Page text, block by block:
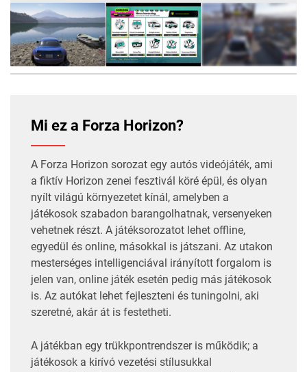
Mi ez a Forza Horizon?
A Forza Horizon sorozat egy autós videójáték, ami
a fiktív Horizon zenei fesztivál köré épül, és olyan
nyílt világú környezetet kínál, amelyben a
játékosok szabadon barangolhatnak, versenyeken
vehetnek részt. A játéksorozatot lehet offline,
egyedül és online, másokkal is játszani. Az utakon
mesterséges intelligenciával irányított forgalom is
jelen van, online játék esetén pedig más játékosok
is. Az autókat lehet fejleszteni és tuningolni, aki
szeretné, akár át is festetheti.
A játékban egy trükkpontrendszer is működik; a
játékosok a kirívó vezetési stílusukkal